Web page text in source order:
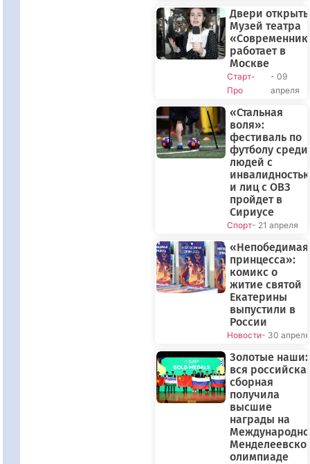
Двери
Музей театра
работает в
Москве
Старт-
Про
- 09
апреля
«Стальная
воля»:
фестиваль по
футболу среди
людей с
и лиц с ОВЗ
пройдет в
Сириусе
Спорт- 21 апреля
«Непобедимая
принцесса»:
комикс о
житие святой
Екатерины
выпустили в
России
Новости- 30 апреля
Золотые наши:
вся
сборная
получила
высшие
награды на
олимпиаде